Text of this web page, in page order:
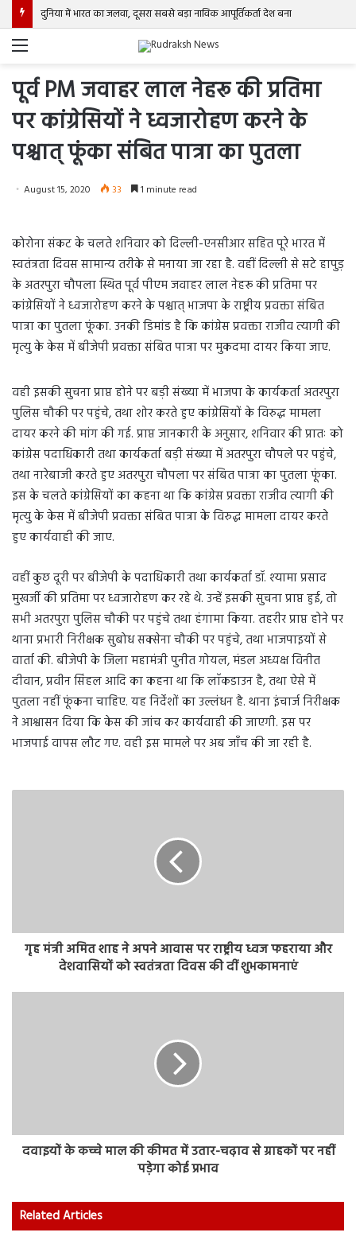
दुनिया में भारत का जलवा, दूसरा सबसे बड़ा नाविक आपूर्तिकर्ता देश बना
Menu
पूर्व PM जवाहर लाल नेहरू की प्रतिमा
पर कांग्रेसियों ने ध्वजारोहण करने के
पश्चात् फूंका संबित पात्रा का पुतला
August 15, 2020 33 1 minute read
कोरोना संकट के चलते शनिवार को दिल्ली-एनसीआर सहित पूरे भारत में
स्वतंत्रता दिवस सामान्य तरीके से मनाया जा रहा है. वहीं दिल्ली से सटे हापुड़
के अतरपुरा चौपला स्थित पूर्व पीएम जवाहर लाल नेहरू की प्रतिमा पर
कांग्रेसियों ने ध्वजारोहण करने के पश्चात् भाजपा के राष्ट्रीय प्रवक्ता संबित
पात्रा का पुतला फूंका. उनकी डिमांड है कि कांग्रेस प्रवक्ता राजीव त्यागी की
मृत्यु के केस में बीजेपी प्रवक्ता संबित पात्रा पर मुकदमा दायर किया जाए.
वही इसकी सुचना प्राप्त होने पर बड़ी संख्या में भाजपा के कार्यकर्ता अतरपुरा
पुलिस चौकी पर पहुंचे, तथा शोर करते हुए कांग्रेसियों के विरुद्ध मामला
दायर करने की मांग की गई. प्राप्त जानकारी के अनुसार, शनिवार की प्रातः को
कांग्रेस पदाधिकारी तथा कार्यकर्ता बड़ी संख्या में अतरपुरा चौपले पर पहुंचे,
तथा नारेबाजी करते हुए अतरपुरा चौपला पर संबित पात्रा का पुतला फूंका.
इस के चलते कांग्रेसियों का कहना था कि कांग्रेस प्रवक्ता राजीव त्यागी की
मृत्यु के केस में बीजेपी प्रवक्ता संबित पात्रा के विरुद्ध मामला दायर करते
हुए कार्यवाही की जाए.
वहीं कुछ दूरी पर बीजेपी के पदाधिकारी तथा कार्यकर्ता डॉ. श्यामा प्रसाद
मुखर्जी की प्रतिमा पर ध्वजारोहण कर रहे थे. उन्हें इसकी सुचना प्राप्त हुई, तो
सभी अतरपुरा पुलिस चौकी पर पहुंचे तथा हंगामा किया. तहरीर प्राप्त होने पर
थाना प्रभारी निरीक्षक सुबोध सक्सेना चौकी पर पहुंचे, तथा भाजपाइयों से
वार्ता की. बीजेपी के जिला महामंत्री पुनीत गोयल, मंडल अध्यक्ष विनीत
दीवान, प्रवीन सिंहल आदि का कहना था कि लाॅकडाउन है, तथा ऐसे में
पुतला नहीं फूंकना चाहिए. यह निर्देशों का उल्लंधन है. थाना इंचार्ज निरीक्षक
ने आश्वासन दिया कि केस की जांच कर कार्यवाही की जाएगी. इस पर
भाजपाई वापस लौट गए. वही इस मामले पर अब जाँच की जा रही है.
गृह मंत्री अमित शाह ने अपने आवास पर राष्ट्रीय ध्वज फहराया और
देशवासियों को स्वतंत्रता दिवस की दीं शुभकामनाएं
दवाइयों के कच्चे माल की कीमत में उतार-चढ़ाव से ग्राहकों पर नहीं
पड़ेगा कोई प्रभाव
Related Articles